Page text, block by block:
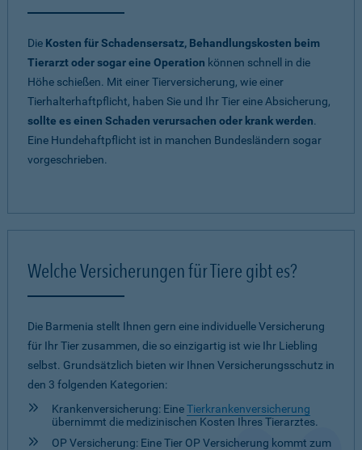
Die Kosten für Schadensersatz, Behandlungskosten beim
Tierarzt oder sogar eine Operation können schnell in die
Höhe schießen. Mit einer Tierversicherung, wie einer
Tierhalterhaftpflicht, haben Sie und Ihr Tier eine Absicherung,
sollte es einen Schaden verursachen oder krank werden.
Eine Hundehaftpflicht ist in manchen Bundesländern sogar
vorgeschrieben.
Welche Versicherungen für Tiere gibt es?
Die Barmenia stellt Ihnen gern eine individuelle Versicherung
für Ihr Tier zusammen, die so einzigartig ist wie Ihr Liebling
selbst. Grundsätzlich bieten wir Ihnen Versicherungsschutz in
den 3 folgenden Kategorien:
Krankenversicherung: EineTierkrankenversicherung
übernimmt die medizinischen Kosten Ihres Tierarztes.
OP Versicherung: Eine Tier OP Versicherung kommt zum